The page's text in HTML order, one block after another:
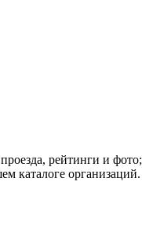
рейтинги и фото;
каталоге организаций.